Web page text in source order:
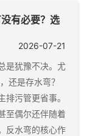
有必要？选
2026-07-21
是犹豫不决。尤
还是存水弯？
污管更省事。
至偶尔还伴随着
反水弯的核心作